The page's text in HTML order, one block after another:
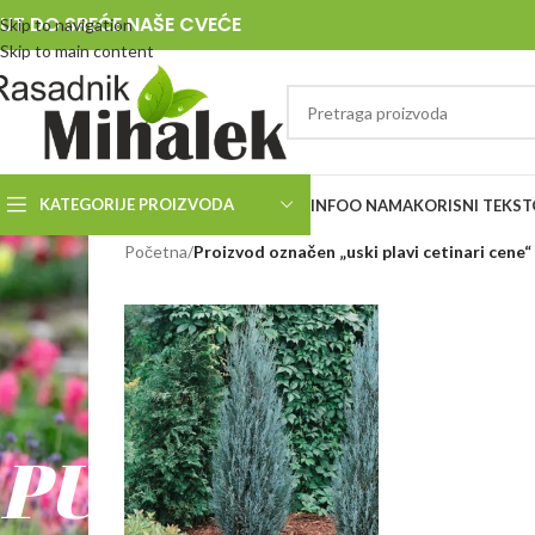
Skip to navigation
Skip to main content
DO SREĆE NAŠE CVEĆE
KATEGORIJE PROIZVODA INFOO NAMAKORISNI
RASADNIK
MIHALEK
PUT
Početna/Proizvod označen „uski plavi cetinari cene“